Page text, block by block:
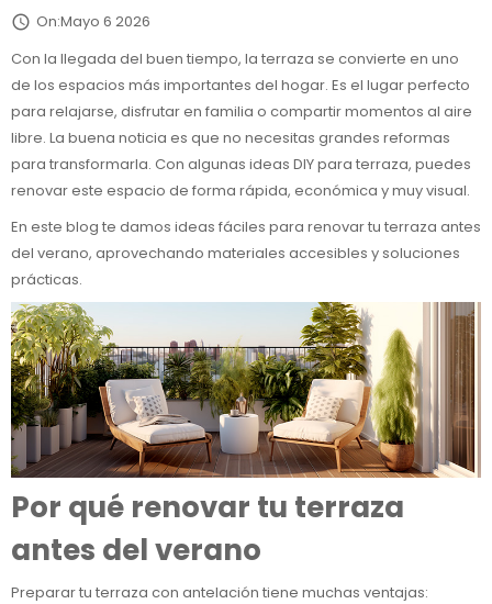
 On:Mayo 6 2026
Con la llegada del buen tiempo, la terraza se convierte en uno
de los espacios más importantes del hogar. Es el lugar perfecto
para relajarse, disfrutar en familia o compartir momentos al aire
libre. La buena noticia es que no necesitas grandes reformas
para transformarla. Con algunas ideas DIY para terraza, puedes
renovar este espacio de forma rápida, económica y muy visual.
En este blog te damos ideas fáciles para renovar tu terraza antes
del verano, aprovechando materiales accesibles y soluciones
prácticas.
Por qué renovar tu terraza
antes del verano
Preparar tu terraza con antelación tiene muchas ventajas: